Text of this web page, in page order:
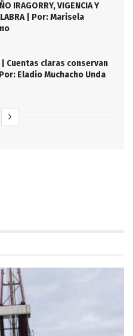
IRAGORRY, VIGENCIA Y
| Por: Marisela
| Cuentas claras conservan
Eladio Muchacho Unda